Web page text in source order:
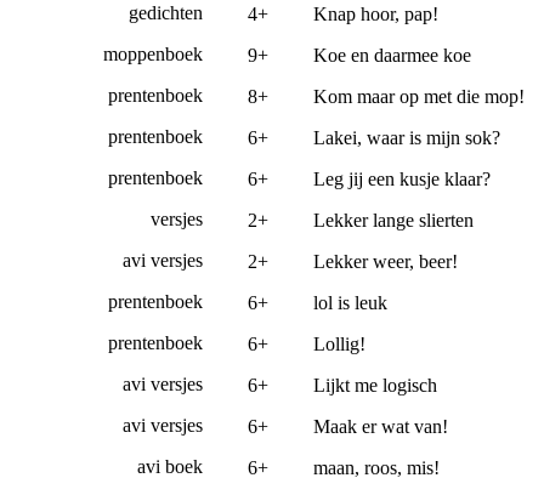
gedichten
moppenboek
prentenboek
prentenboek
prentenboek
versjes
avi versjes
prentenboek
prentenboek
avi versjes
avi versjes
avi boek
4+
9+
8+
6+
6+
2+
2+
6+
6+
6+
6+
6+
Knap hoor, pap!
Koe en daarmee koe
Kom maar op met die mop!
Lakei, waar is mijn sok?
Leg jij een kusje klaar?
Lekker lange slierten
Lekker weer, beer!
lol is leuk
Lollig!
Lijkt me logisch
Maak er wat van!
maan, roos, mis!